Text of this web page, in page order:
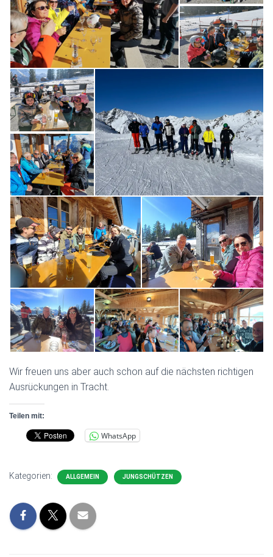
Wir freuen uns aber auch schon auf die nächsten richtigen
Ausrückungen in Tracht.
Teilen mit:
WhatsApp
Kategorien: ALLGEMEIN JUNGSCHÜTZEN